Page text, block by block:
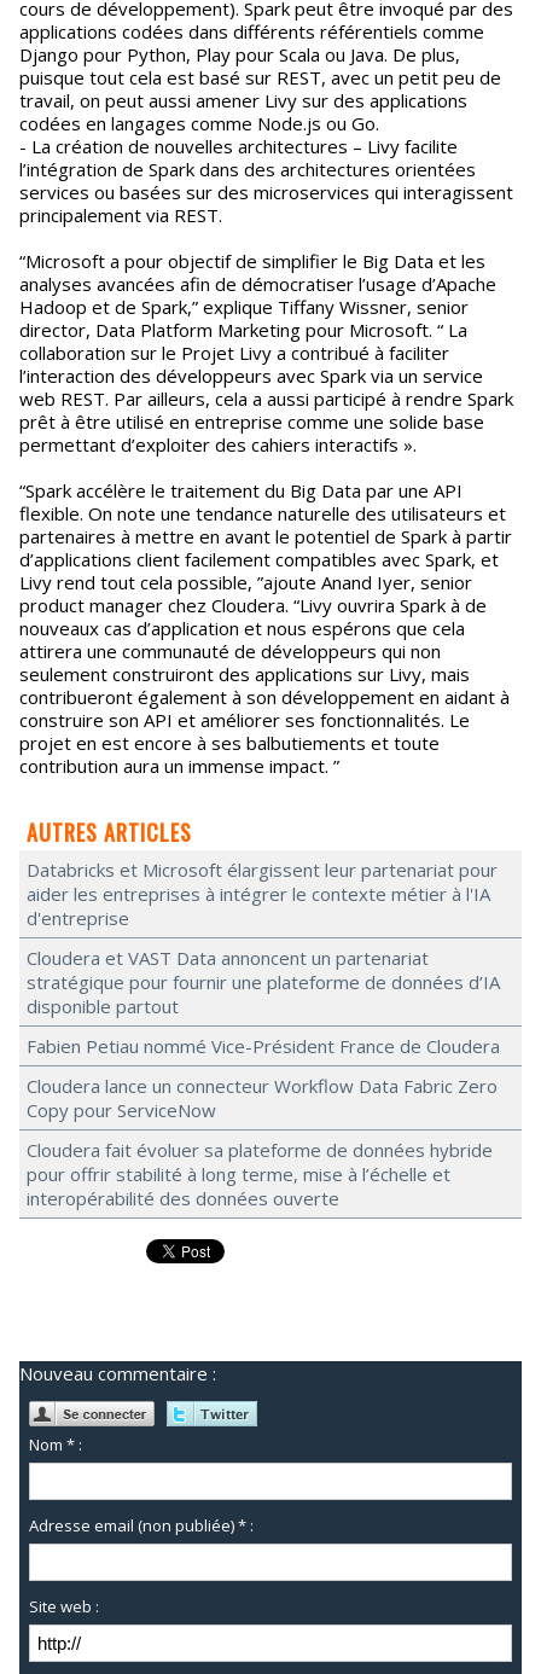
cours de développement). Spark peut être invoqué par des
applications codées dans différents référentiels comme
Django pour Python, Play pour Scala ou Java. De plus,
puisque tout cela est basé sur REST, avec un petit peu de
travail, on peut aussi amener Livy sur des applications
codées en langages comme Node.js ou Go.
- La création de nouvelles architectures – Livy facilite
l’intégration de Spark dans des architectures orientées
services ou basées sur des microservices qui interagissent
principalement via REST.
“Microsoft a pour objectif de simplifier le Big Data et les
analyses avancées afin de démocratiser l’usage d’Apache
Hadoop et de Spark,” explique Tiffany Wissner, senior
director, Data Platform Marketing pour Microsoft. “ La
collaboration sur le Projet Livy a contribué à faciliter
l’interaction des développeurs avec Spark via un service
web REST. Par ailleurs, cela a aussi participé à rendre Spark
prêt à être utilisé en entreprise comme une solide base
permettant d’exploiter des cahiers interactifs ».
“Spark accélère le traitement du Big Data par une API
flexible. On note une tendance naturelle des utilisateurs et
partenaires à mettre en avant le potentiel de Spark à partir
d’applications client facilement compatibles avec Spark, et
Livy rend tout cela possible, ”ajoute Anand Iyer, senior
product manager chez Cloudera. “Livy ouvrira Spark à de
nouveaux cas d’application et nous espérons que cela
attirera une communauté de développeurs qui non
seulement construiront des applications sur Livy, mais
contribueront également à son développement en aidant à
construire son API et améliorer ses fonctionnalités. Le
projet en est encore à ses balbutiements et toute
contribution aura un immense impact. ”
AUTRES ARTICLES
Databricks et Microsoft élargissent leur partenariat pour
aider les entreprises à intégrer le contexte métier à l'IA
d'entreprise
Cloudera et VAST Data annoncent un partenariat
stratégique pour fournir une plateforme de données d’IA
disponible partout
Fabien Petiau nommé Vice-Président France de Cloudera
Cloudera lance un connecteur Workflow Data Fabric Zero
Copy pour ServiceNow
Cloudera fait évoluer sa plateforme de données hybride
pour offrir stabilité à long terme, mise à l’échelle et
interopérabilité des données ouverte
Nouveau commentaire :
Nom * :
Adresse email (non publiée) * :
Site web :